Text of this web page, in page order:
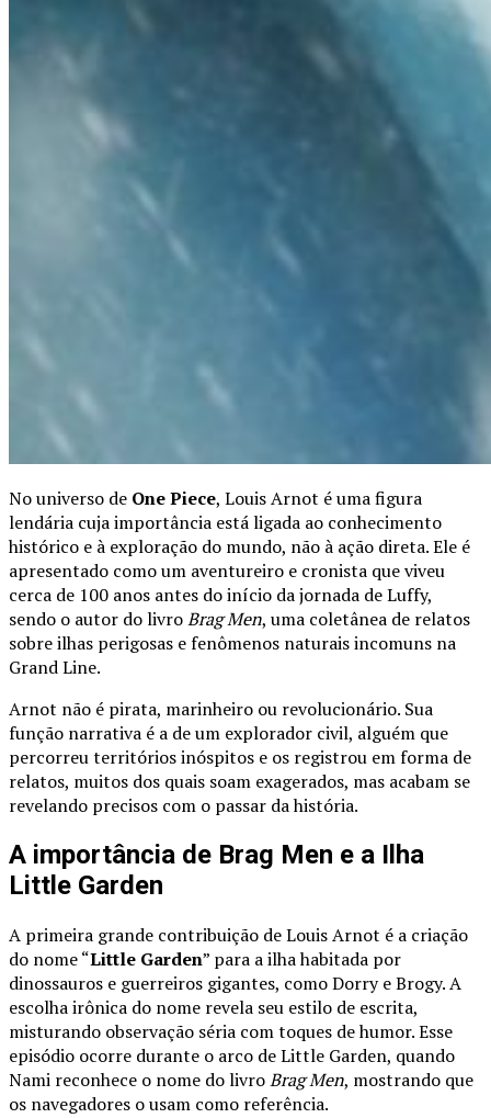
No universo de One Piece, Louis Arnot é uma figura
lendária cuja importância está ligada ao conhecimento
histórico e à exploração do mundo, não à ação direta. Ele é
apresentado como um aventureiro e cronista que viveu
cerca de 100 anos antes do início da jornada de Luffy,
sendo o autor do livroBrag Men, uma coletânea de relatos
sobre ilhas perigosas e fenômenos naturais incomuns na
Grand Line.
Arnot não é pirata, marinheiro ou revolucionário. Sua
função narrativa é a de um explorador civil, alguém que
percorreu territórios inóspitos e os registrou em forma de
relatos, muitos dos quais soam exagerados, mas acabam se
revelando precisos com o passar da história.
A importância de Brag Men e a Ilha
Little Garden
A primeira grande contribuição de Louis Arnot é a criação
do nome “Little Garden” para a ilha habitada por
dinossauros e guerreiros gigantes, como Dorry e Brogy. A
escolha irônica do nome revela seu estilo de escrita,
misturando observação séria com toques de humor. Esse
episódio ocorre durante o arco de Little Garden, quando
Nami reconhece o nome do livroBrag Men, mostrando que
os navegadores o usam como referência.